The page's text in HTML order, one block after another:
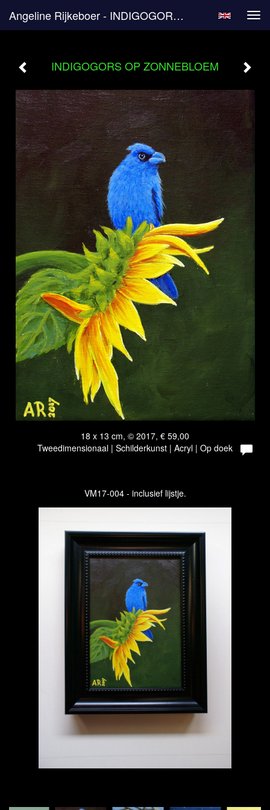
Angeline Rijkeboer - INDIGOGORS OP ZONNEBLOEM
INDIGOGORS OP ZONNEBLOEM
18 x 13 cm, © 2017, € 59,00
Tweedimensionaal | Schilderkunst | Acryl | Op doek
VM17-004 - inclusief lijstje.